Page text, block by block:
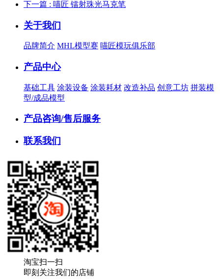
下一篇 : 喵匠 镭射珠光马克笔
关于我们
品牌简介 MHL模型赛 喵匠模玩俱乐部
产品中心
基础工具 涂装设备 涂装耗材 改造补品 创意工坊 拼装模
型/成品模型
产品咨询/售后服务
联系我们
淘宝扫一扫
即刻关注我们的店铺